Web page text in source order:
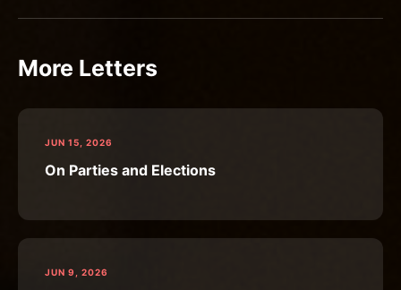
More Letters
JUN 15, 2026
On Parties and Elections
JUN 9, 2026